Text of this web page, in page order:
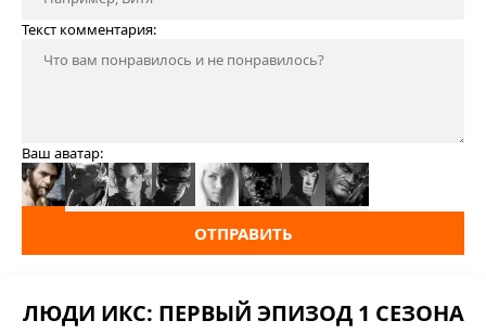
Текст комментария:
Ваш аватар:
ОТПРАВИТЬ
ЛЮДИ ИКС: ПЕРВЫЙ ЭПИЗОД 1 СЕЗОНА